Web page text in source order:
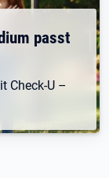
passt
Check-U –